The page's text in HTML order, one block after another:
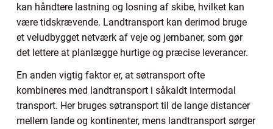
kan håndtere lastning og losning af skibe, hvilket kan
være tidskrævende. Landtransport kan derimod bruge
et veludbygget netværk af veje og jernbaner, som gør
det lettere at planlægge hurtige og præcise leverancer.
En anden vigtig faktor er, at søtransport ofte
kombineres med landtransport i såkaldt intermodal
transport. Her bruges søtransport til de lange distancer
mellem lande og kontinenter, mens landtransport sørger